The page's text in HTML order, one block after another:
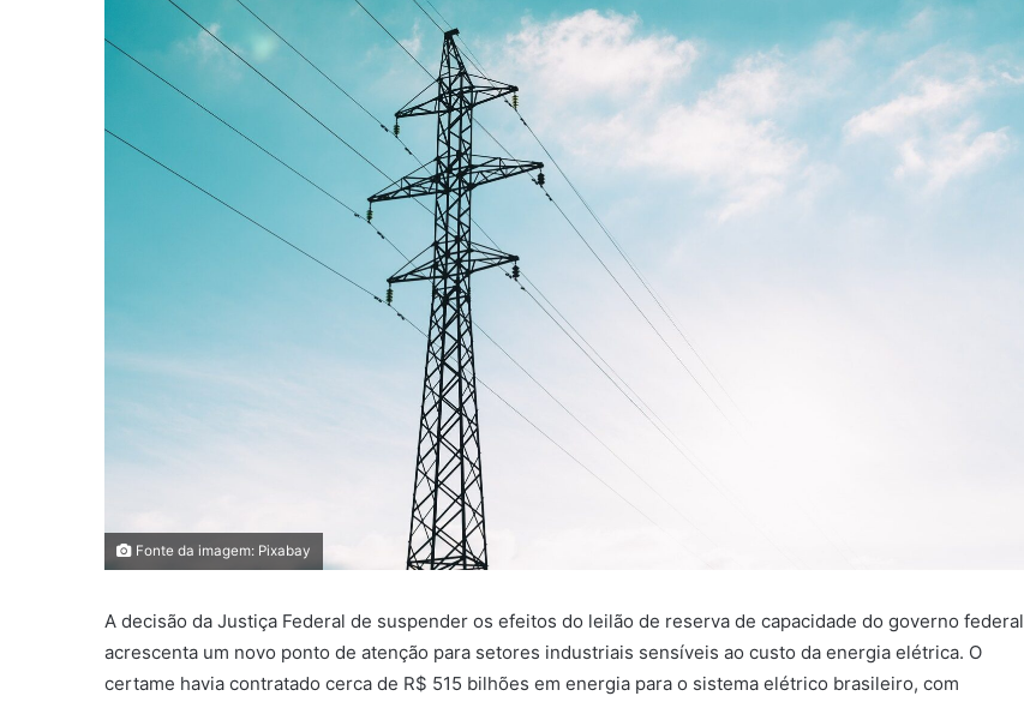
Fonte da imagem: Pixabay
A decisão da Justiça Federal de suspender os efeitos do leilão de reserva de capacidade do governo federal
acrescenta um novo ponto de atenção para setores industriais sensíveis ao custo da energia elétrica. O
certame havia contratado cerca de R$ 515 bilhões em energia para o sistema elétrico brasileiro, com